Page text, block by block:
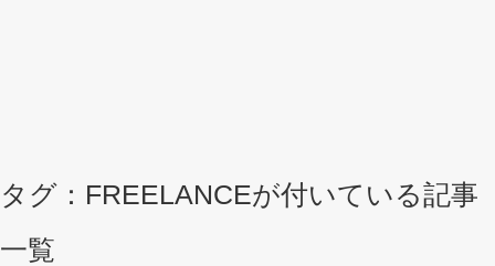
タグ：FREELANCEが付いている記事
一覧